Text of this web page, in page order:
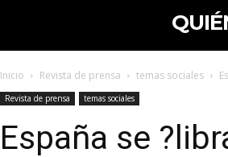
Inicio Revista de prensa temas sociales
Revista de prensa temas sociales
España se